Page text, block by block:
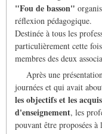
"Fou de basson"
réflexion pédagogique.
Destinée à tous les
particulièrement cette
membres des deux
Après une
journées et qui avait
les objectifs et les
d'enseignement, les
pouvant être proposées